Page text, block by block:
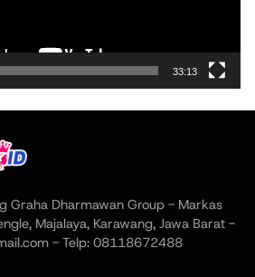
33:13
Graha Dharmawan Group - Markas
Majalaya, Karawang, Jawa Barat -
- Telp: 08118672488